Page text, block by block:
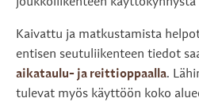
joukkoliikenteen
Kaivattu ja matkustamista
entisen seutuliikenteen tiedot
aikataulu- ja reittioppaalla.
tulevat myös käyttöön koko